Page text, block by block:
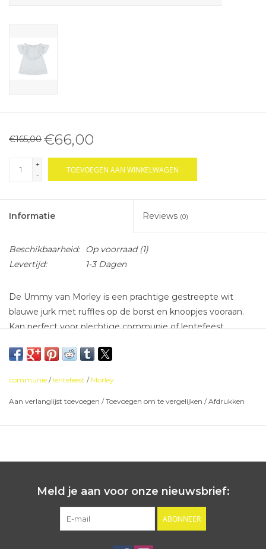
€165,00 €66,00
+
-
TOEVOEGEN AAN WINKELWAGEN
Informatie Reviews (0)
Beschikbaarheid: Op voorraad(1)
Levertijd:
1-3 Dagen
De Ummy van Morley is een prachtige gestreepte wit
blauwe jurk met ruffles op de borst en knoopjes vooraan.
Kan perfect voor plechtige communie of lentefeest.
communie / lentefeest / Morley
Aan verlanglijst toevoegen /Toevoegen om te vergelijken /Afdrukken
Meld je aan voor onze nieuwsbrief:
ABONNEER